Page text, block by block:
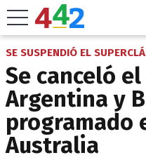
SE SUSPENDIÓ EL
Se canceló
Argentina y
programado
Australia